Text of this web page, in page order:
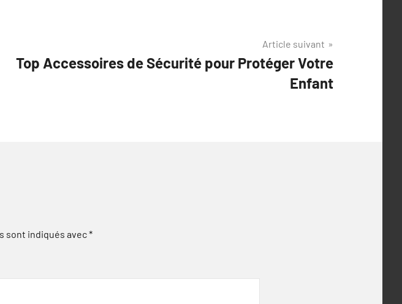
Article suivant
Top Accessoires de Sécurité pour Protéger Votre
Enfant
sont indiqués avec*